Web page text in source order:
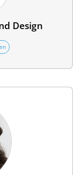
Design